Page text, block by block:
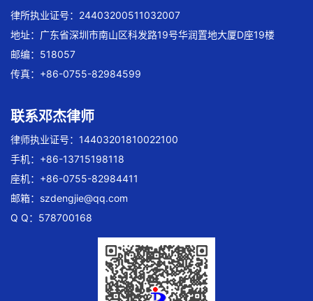
律所执业证号：24403200511032007
地址：广东省深圳市南山区科发路19号华润置地大厦D座19楼
邮编：518057
传真：+86-0755-82984599
联系邓杰律师
律师执业证号：14403201810022100
手机：+86-13715198118
座机：+86-0755-82984411
邮箱： szdengjie@qq.com
Q Q：578700168